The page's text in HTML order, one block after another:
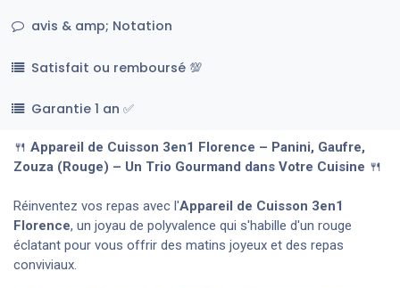
avis & amp; Notation
Satisfait ou remboursé 💯
Garantie 1 an ✅
🍴 Appareil de Cuisson 3en1 Florence – Panini, Gaufre,
Zouza (Rouge) – Un Trio Gourmand dans Votre Cuisine 🍴
Réinventez vos repas avec l'Appareil de Cuisson 3en1
Florence, un joyau de polyvalence qui s'habille d'un rouge
éclatant pour vous offrir des matins joyeux et des repas
conviviaux.